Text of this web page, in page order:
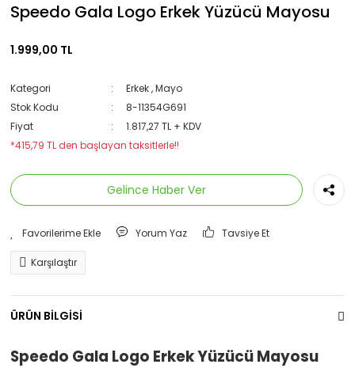
Speedo Gala Logo Erkek Yüzücü Mayosu
1.999,00 TL
Kategori Erkek ,Mayo
Stok Kodu
8-11354G691
Fiyat
1.817,27 TL + KDV
*415,79 TL den başlayan taksitlerle!!
Gelince Haber Ver
Yorum Yaz Tavsiye Et
Karşılaştır
ÜRÜN BİLGİSİ
Speedo Gala Logo Erkek Yüzücü Mayosu